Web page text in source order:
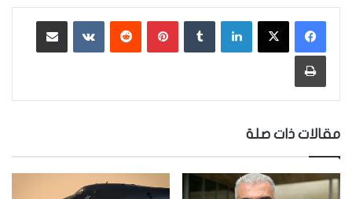
لينكدإن بينتيريست ‏VKontakte
طباعة
مقالات ذات صلة